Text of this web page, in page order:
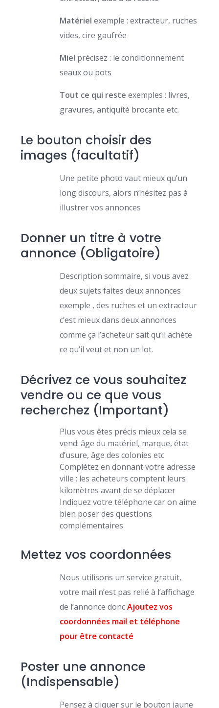
Matériel exemple : extracteur, ruches
vides, cire gaufrée
Miel précisez : le conditionnement
seaux ou pots
Tout ce qui reste exemples : livres,
gravures, antiquité brocante etc.
Le bouton choisir des
images (facultatif)
Une petite photo vaut mieux qu’un
long discours, alors n’hésitez pas à
illustrer vos annonces
Donner un titre à votre
annonce (Obligatoire)
Description sommaire, si vous avez
deux sujets faites deux annonces
exemple , des ruches et un extracteur
c’est mieux dans deux annonces
comme ça l’acheteur sait qu’il achète
ce qu’il veut et non un lot.
Décrivez ce vous souhaitez
vendre ou ce que vous
recherchez (Important)
Plus vous êtes précis mieux cela se
vend: âge du matériel, marque, état
d’usure, âge des colonies etc
Complétez en donnant votre adresse
ville : les acheteurs comptent leurs
kilomètres avant de se déplacer
Indiquez votre téléphone car on aime
bien poser des questions
complémentaires
Mettez vos coordonnées
Nous utilisons un service gratuit,
votre mail n’est pas relié à l’affichage
de l’annonce doncAjoutez vos
coordonnées mail et téléphone
pour être contacté
Poster une annonce
(Indispensable)
Pensez à cliquer sur le bouton jaune